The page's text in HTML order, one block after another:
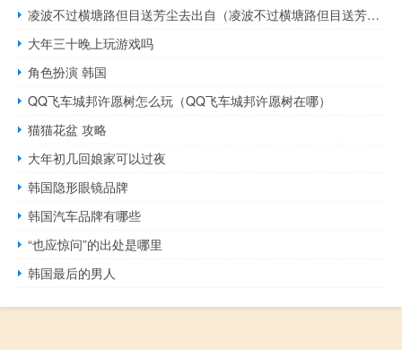
凌波不过横塘路但目送芳尘去出自（凌波不过横塘路但目送芳尘去）
大年三十晚上玩游戏吗
角色扮演 韩国
QQ飞车城邦许愿树怎么玩（QQ飞车城邦许愿树在哪）
猫猫花盆 攻略
大年初几回娘家可以过夜
韩国隐形眼镜品牌
韩国汽车品牌有哪些
“也应惊问”的出处是哪里
韩国最后的男人